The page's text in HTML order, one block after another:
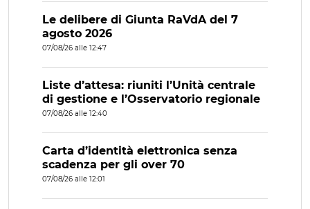
Le delibere di Giunta RaVdA del 7
agosto 2026
07/08/26 alle 12:47
Liste d’attesa: riuniti l’Unità centrale
di gestione e l’Osservatorio regionale
07/08/26 alle 12:40
Carta d’identità elettronica senza
scadenza per gli over 70
07/08/26 alle 12:01